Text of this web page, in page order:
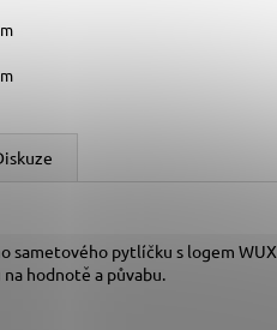
pytlíčku s logem WUX.
hodnotě a půvabu.